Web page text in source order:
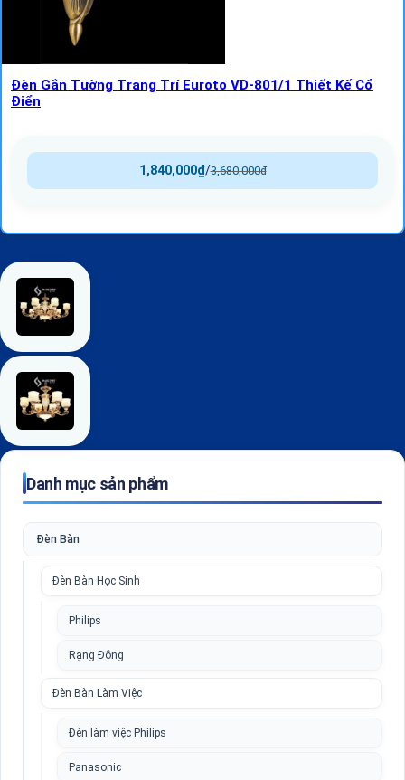
Đèn Gắn Tường Trang Trí Euroto VD-801/1 Thiết Kế Cổ
Điển
3,680,000₫
/
1,840,000₫
Danh mục sản phẩm
Đèn Bàn
Đèn Bàn Học Sinh
Philips
Rạng Đông
Đèn Bàn Làm Việc
Đèn làm việc Philips
Panasonic